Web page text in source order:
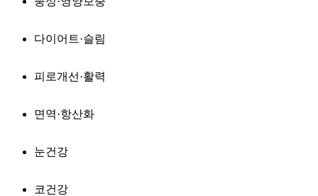
다이어트·슬림
피로개선·활력
면역·항산화
눈건강
코건강